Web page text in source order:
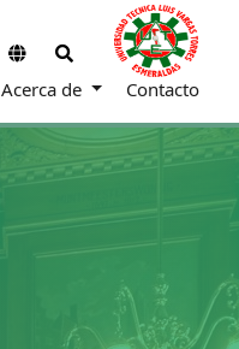
Acerca de Contacto